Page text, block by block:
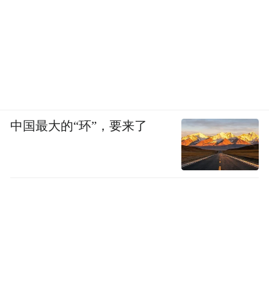
中国最大的“环”，要来了